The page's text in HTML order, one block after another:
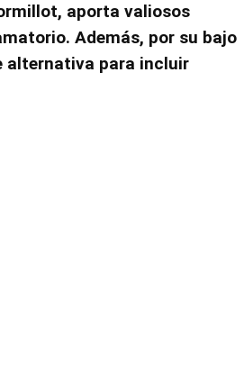
aporta valiosos
Además, por su bajo
alternativa para incluir